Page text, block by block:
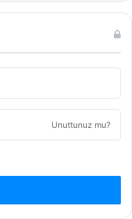
Unuttunuz mu?